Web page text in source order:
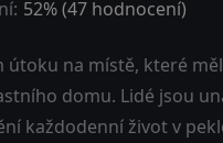
52% (47 hodnocení)
útoku na místě, které
domu. Lidé jsou
každodenní život v